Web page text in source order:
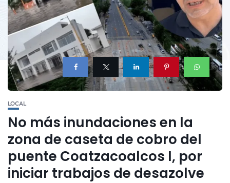
LOCAL
No más inundaciones en la
zona de caseta de cobro del
puente Coatzacoalcos I, por
iniciar trabajos de desazolve